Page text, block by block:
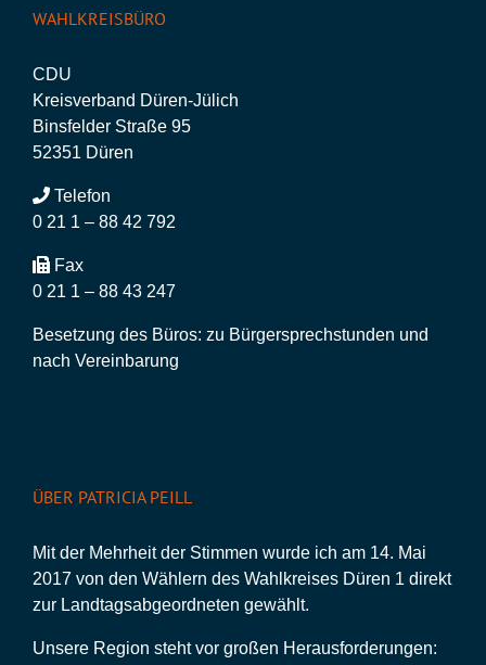
WAHLKREISBÜRO
CDU
Kreisverband Düren-Jülich
Binsfelder Straße 95
52351 Düren
Telefon
0 21 1 – 88 42 792
Fax
0 21 1 – 88 43 247
Besetzung des Büros: zu Bürgersprechstunden und
nach Vereinbarung
ÜBER PATRICIA PEILL
Mit der Mehrheit der Stimmen wurde ich am 14. Mai
2017 von den Wählern des Wahlkreises Düren 1 direkt
zur Landtagsabgeordneten gewählt.
Unsere Region steht vor großen Herausforderungen: